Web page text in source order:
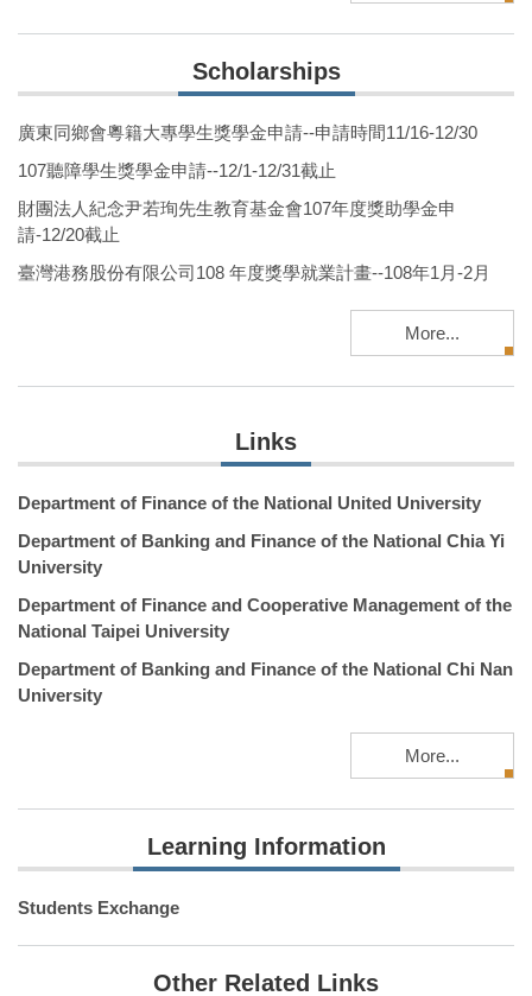
Scholarships
廣東同鄉會粵籍大專學生獎學金申請--申請時間11/16-12/30
107聽障學生獎學金申請--12/1-12/31截止
財團法人紀念尹若珣先生教育基金會107年度獎助學金申
請-12/20截止
臺灣港務股份有限公司108 年度獎學就業計畫--108年1月-2月
More...
Links
Department of Finance of the National United University
Department of Banking and Finance of the National Chia Yi
University
Department of Finance and Cooperative Management of the
National Taipei University
Department of Banking and Finance of the National Chi Nan
University
More...
Learning Information
Students Exchange
Other Related Links